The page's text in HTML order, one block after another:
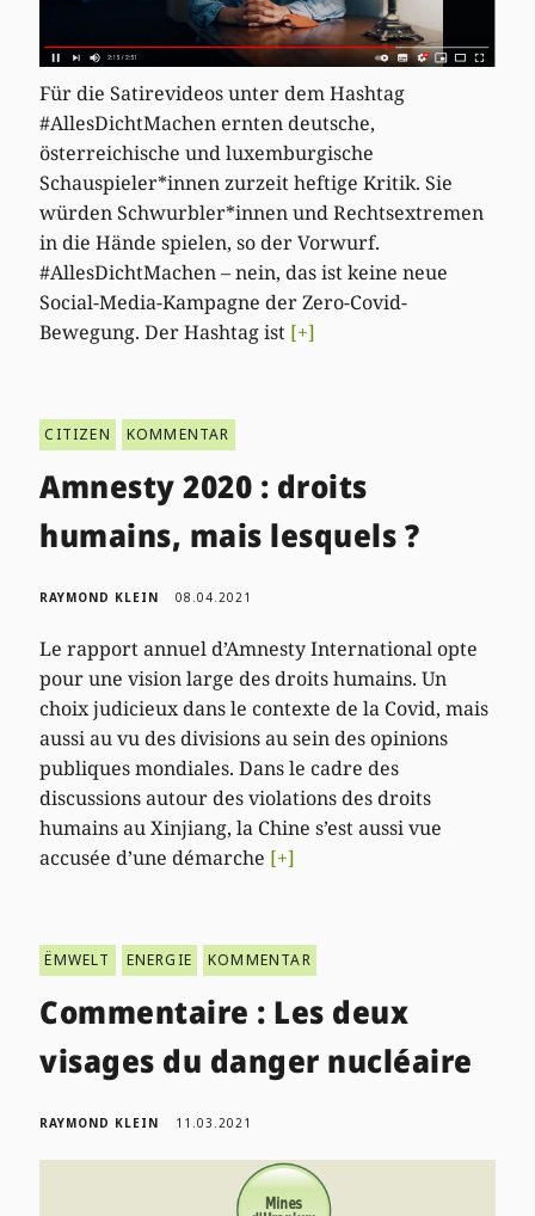
Für die Satirevideos unter dem Hashtag
#AllesDichtMachen ernten deutsche,
österreichische und luxemburgische
Schauspieler*innen zurzeit heftige Kritik. Sie
würden Schwurbler*innen und Rechtsextremen
in die Hände spielen, so der Vorwurf.
#AllesDichtMachen – nein, das ist keine neue
Social-Media-Kampagne der Zero-Covid-
Bewegung. Der Hashtag ist [+]
CITIZEN KOMMENTAR
Amnesty 2020 : droits
humains, mais lesquels ?
RAYMOND KLEIN 08.04.2021
Le rapport annuel d’Amnesty International opte
pour une vision large des droits humains. Un
choix judicieux dans le contexte de la Covid, mais
aussi au vu des divisions au sein des opinions
publiques mondiales. Dans le cadre des
discussions autour des violations des droits
humains au Xinjiang, la Chine s’est aussi vue
accusée d’une démarche [+]
ËMWELT ENERGIE KOMMENTAR
Commentaire : Les deux
visages du danger nucléaire
RAYMOND KLEIN 11.03.2021